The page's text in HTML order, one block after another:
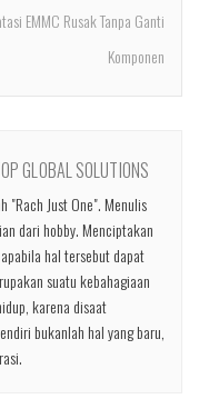
EMMC Rusak Tanpa Ganti
Komponen
GLOBAL SOLUTIONS
"Rach Just One". Menulis
dari hobby. Menciptakan
hal tersebut dapat
suatu kebahagiaan
karena disaat
bukanlah hal yang baru,